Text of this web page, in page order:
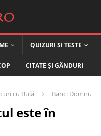
QUIZURI SI TESTE
CITATE ȘI GÂNDURI
cu Bulă Banc:
este în